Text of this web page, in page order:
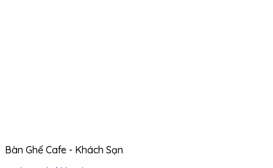
Bàn Ghế Cafe - Khách Sạn